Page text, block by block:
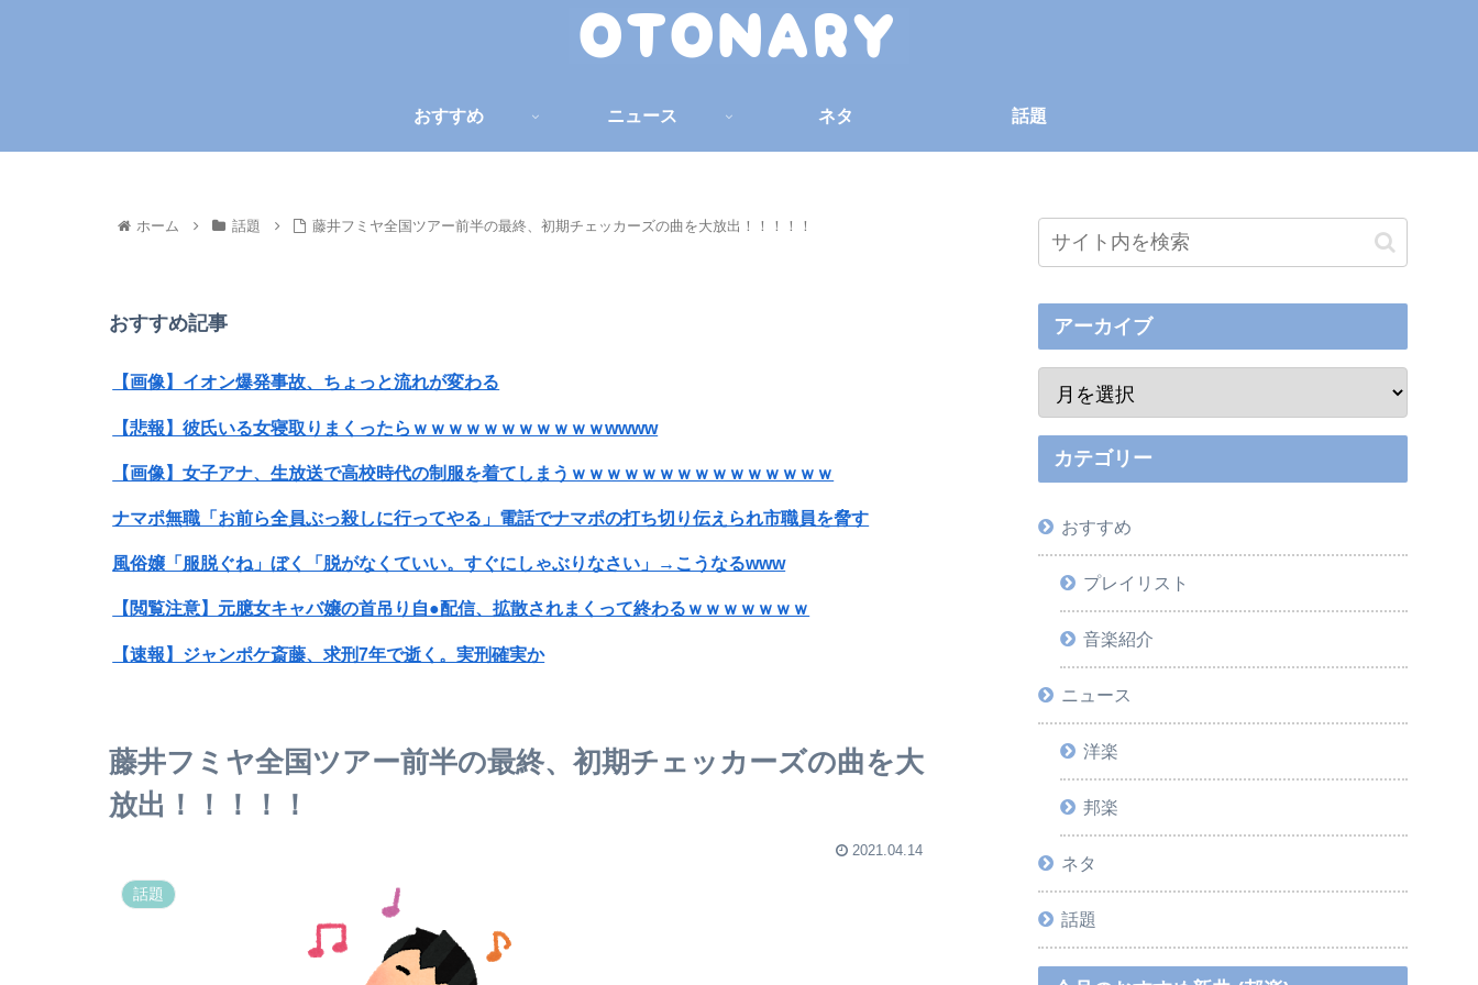
おすすめ ニュース ネタ 話題
ホーム 話題 藤井フミヤ全国ツアー前半の最終、初期チェッカーズの曲を大放出！！！！！
おすすめ記事
【画像】イオン爆発事故、ちょっと流れが変わる
【悲報】彼氏いる女寝取りまくったらｗｗｗｗｗｗｗｗｗｗｗwwww
【画像】女子アナ、生放送で高校時代の制服を着てしまうｗｗｗｗｗｗｗｗｗｗｗｗｗｗｗ
ナマポ無職「お前ら全員ぶっ殺しに行ってやる」電話でナマポの打ち切り伝えられ市職員を脅す
風俗嬢「服脱ぐね」ぼく「脱がなくていい。すぐにしゃぶりなさい」→こうなるwww
【閲覧注意】元臆女キャバ嬢の首吊り自●配信、拡散されまくって終わるｗｗｗｗｗｗｗ
【速報】ジャンポケ斎藤、求刑7年で逝く。実刑確実か
【速報】ゼレンスキー大統領「日本の支援は期待されたほどの成果がない」WWWWWWWWWWW
【画像】ビリー・アイリッシュ(24)、ライブで超モリマンスジを強調して炎上ｗｗｗｗｗｗｗｗ
志村けんのバカ殿←これどこがおもろいの？？？
【画像】ボーッシュJS8歳が23歳になった結果ｗ
【朗報】マクドナルド、明日から発売のポケモンハッピーセットに個数制限を設ける
藤井フミヤ全国ツアー前半の最終、初期チェッカーズの曲を大
放出！！！！！
2021.04.14
話題
アーカイブ
カテゴリー
おすすめ
プレイリスト
音楽紹介
ニュース
洋楽
邦楽
ネタ
話題